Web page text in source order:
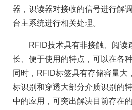
器，识读器对接收的信号进行解
台主系统进行相关处理。
RFID技术具有非接触、阅读
长、便于使用的特点，可以在各
同时，RFID标签具有存储容量大
标识别和穿透大部分介质识别的
中的应用，可突出解决目前存在